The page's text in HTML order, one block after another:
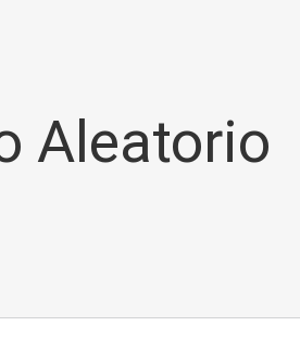
Aleatorio